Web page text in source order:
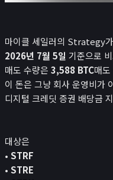
마이클 세일러의 Strategy가
2026년 7월 5일 기준으로
매도 수량은 3,588 BTC매
이 돈은 그냥 회사 운영비가
디지털 크레딧 증권 배당금
대상은
• STRF
• STRE